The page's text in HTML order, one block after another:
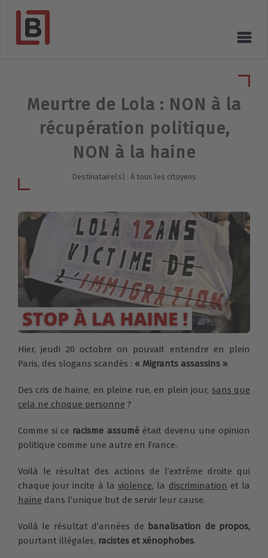
Meurtre de Lola : NON à la
récupération politique,
NON à la haine
Destinataire(s) : À tous les citoyens
Hier, jeudi 20 octobre on pouvait entendre en plein
Paris, des slogans scandés : « Migrants assassins ».
Des cris de haine, en pleine rue, en plein jour, sans que
cela ne choque personne ?
Comme si ce racisme assuméétait devenu une opinion
politique comme une autre en France.
Voilà le résultat des actions de l’extrême droite qui
chaque jour incite à laviolence, la discrimination et la
haine dans l’unique but de servir leur cause.
Voilà le résultat d’années de banalisation de propos,
pourtant illégales, racistes et xénophobes.